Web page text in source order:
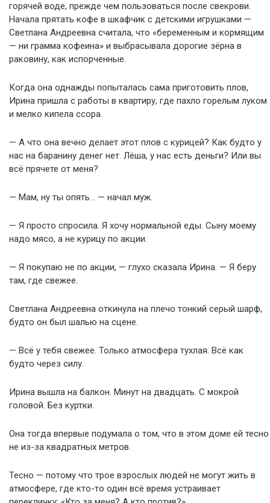
горячей воде, прежде чем пользоваться после свекрови.
Начала прятать кофе в шкафчик с детскими игрушками —
Светлана Андреевна считала, что «беременным и кормящим
— ни грамма кофеина» и выбрасывала дорогие зёрна в
раковину, как испорченные.
Когда она однажды попыталась сама приготовить плов,
Ирина пришла с работы в квартиру, где пахло горелым луком
и мелко кипела ссора.
— А что она вечно делает этот плов с курицей? Как будто у
нас на баранину денег нет. Лёша, у нас есть деньги? Или вы
всё прячете от меня?
— Мам, ну ты опять… — начал муж.
— Я просто спросила. Я хочу нормальной еды. Сыну моему
надо мясо, а не курицу по акции.
— Я покупаю не по акции, — глухо сказала Ирина. — Я беру
там, где свежее.
Светлана Андреевна откинула на плечо тонкий серый шарф,
будто он был шалью на сцене.
— Всё у тебя свежее. Только атмосфера тухлая. Всё как
будто через силу.
Ирина вышла на балкон. Минут на двадцать. С мокрой
головой. Без куртки.
Она тогда впервые подумала о том, что в этом доме ей тесно
не из-за квадратных метров.
Тесно — потому что трое взрослых людей не могут жить в
атмосфере, где кто-то один всё время устраивает